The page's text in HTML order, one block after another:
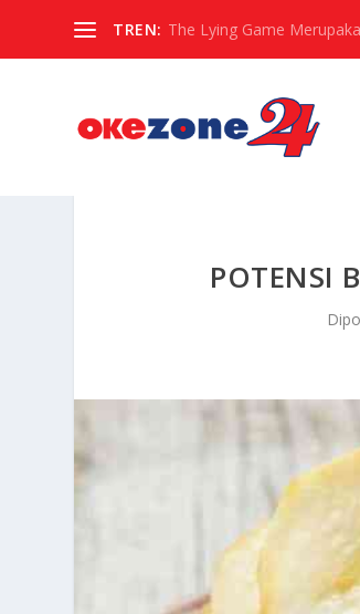
TREN: The Lying Game
POTENSI